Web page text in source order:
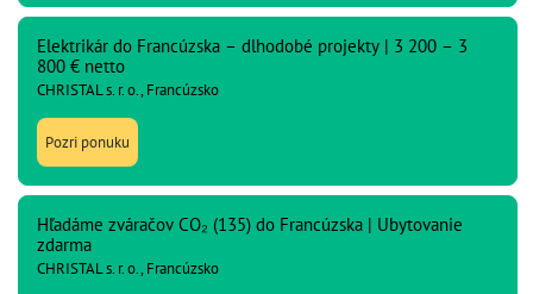
Elektrikár do Francúzska – dlhodobé projekty | 3 200 – 3
800 € netto
CHRISTAL s. r. o., Francúzsko
Pozri ponuku
Hľadáme zváračov CO₂ (135) do Francúzska | Ubytovanie
zdarma
CHRISTAL s. r. o., Francúzsko